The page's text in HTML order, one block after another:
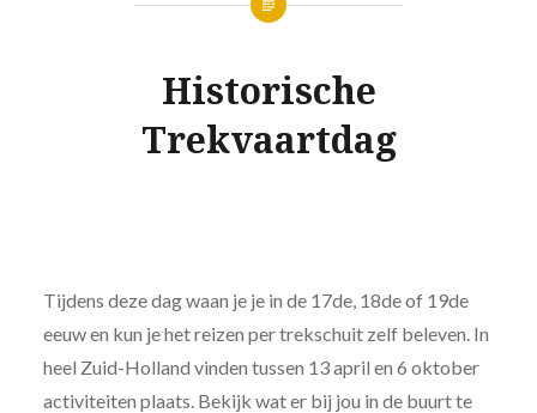
Historische
Trekvaartdag
Tijdens deze dag waan je je in de 17de, 18de of 19de
eeuw en kun je het reizen per trekschuit zelf beleven. In
heel Zuid-Holland vinden tussen 13 april en 6 oktober
activiteiten plaats. Bekijk wat er bij jou in de buurt te